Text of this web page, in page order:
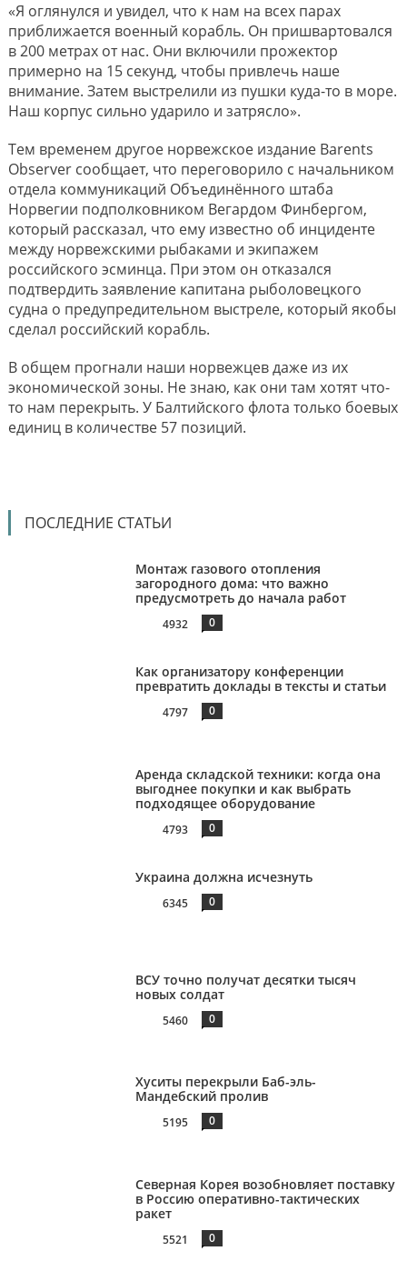
«Я оглянулся и увидел, что к нам на всех парах
приближается военный корабль. Он пришвартовался
в 200 метрах от нас. Они включили прожектор
примерно на 15 секунд, чтобы привлечь наше
внимание. Затем выстрелили из пушки куда-​то в море.
Наш корпус сильно ударило и затрясло».
Тем временем другое норвежское издание Barents
Observer сообщает, что переговорило с начальником
отдела коммуникаций Объединённого штаба
Норвегии подполковником Вегардом Финбергом,
который рассказал, что ему известно об инциденте
между норвежскими рыбаками и экипажем
российского эсминца. При этом он отказался
подтвердить заявление капитана рыболовецкого
судна о предупредительном выстреле, который якобы
сделал российский корабль.
В общем прогнали наши норвежцев даже из их
экономической зоны. Не знаю, как они там хотят что-
то нам перекрыть. У Балтийского флота только боевых
единиц в количестве 57 позиций.
ПОСЛЕДНИЕ СТАТЬИ
Монтаж газового отопления
загородного дома: что важно
предусмотреть до начала работ
4932 0
Как организатору конференции
превратить доклады в тексты и статьи
4797 0
Аренда складской техники: когда она
выгоднее покупки и как выбрать
подходящее оборудование
4793 0
Украина должна исчезнуть
6345 0
ВСУ точно получат десятки тысяч
новых солдат
5460 0
Хуситы перекрыли Баб-эль-
Мандебский пролив
5195 0
Северная Корея возобновляет поставку
в Россию оперативно-тактических
ракет
5521 0